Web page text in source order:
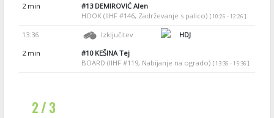
2 min
#13DEMIROVIĆ Alen
HOOK (IIHF #146, Zadrževanje s palico) [ 10:26 - 12:26 ]
13:36 Izključitev
HDJ
2 min
#10KEŠINA Tej
BOARD (IIHF #119, Nabijanje na ogrado) [ 13:36 - 15:36 ]
2 / 3